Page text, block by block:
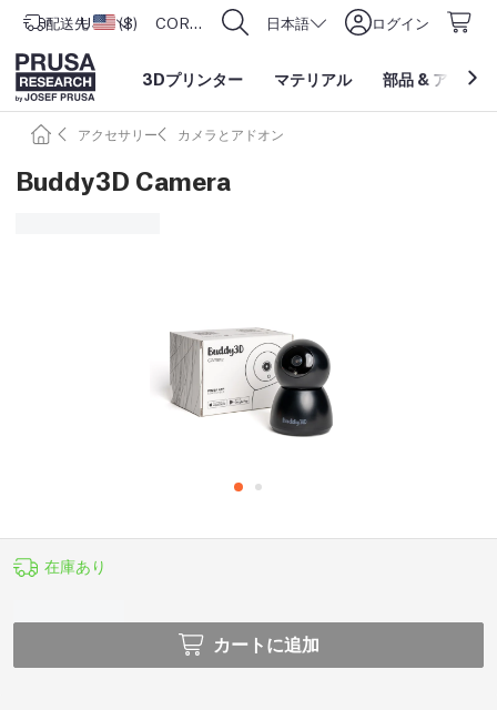
配送先 アメリカ合衆国
USD ($) CORE One L: Now In Stock! 日本語 ログイン
3Dプリンター マテリアル 部品 & アクセ
アクセサリー カメラとアドオン
Buddy3D Camera
在庫あり
カートに追加